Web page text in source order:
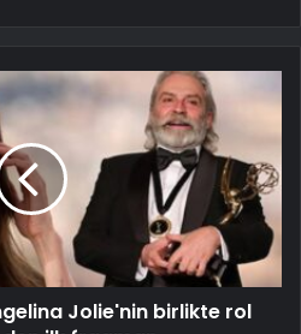
Jolie'nin birlikte rol